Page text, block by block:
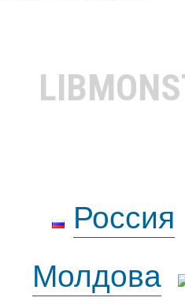
Россия
Молдова